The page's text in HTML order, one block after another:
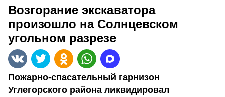
Возгорание экскаватора
произошло на Солнцевском
угольном разрезе
Пожарно-спасательный гарнизон
Углегорского района ликвидировал